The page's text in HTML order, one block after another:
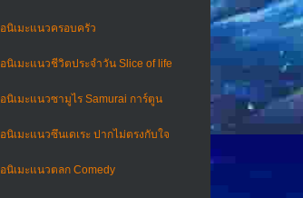
อนิเมะแนวครอบครัว
อนิเมะแนวชีวิตประจําวัน Slice of life
อนิเมะแนวซามูไร Samurai การ์ตูน
อนิเมะแนวซึนเดเระ ปากไม่ตรงกับใจ
อนิเมะแนวตลก Comedy